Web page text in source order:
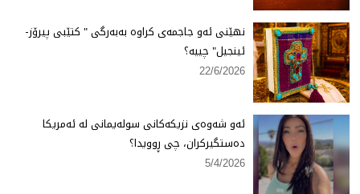
نهێنی ئەو جاجمەی كراوە بەبەرگی " كتێبی پیرۆز-
ئینجیل" چییە؟
22/6/2026
ئەو شەوەی نزیكەكانی سولەیمانی لە ئەمریكا
دەستگیركران، چی ڕوویدا؟
5/4/2026